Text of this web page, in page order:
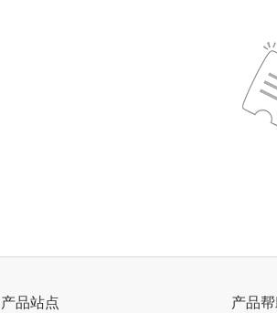
产品站点 产品